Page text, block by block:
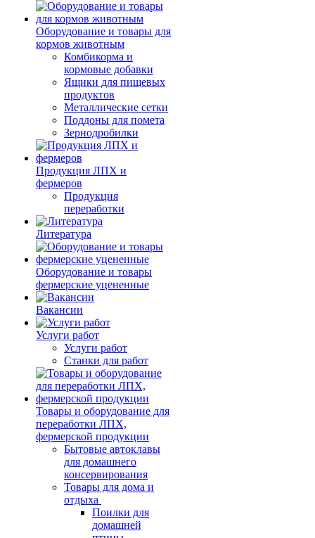
Оборудование и товары для
кормов животным
Комбикорма и
кормовые добавки
Ящики для пищевых
продуктов
Металлические сетки
Поддоны для помета
Зернодробилки
Продукция ЛПХ и
фермеров
Продукция
переработки
Литература
Оборудование и товары
фермерские уцененные
Вакансии
Услуги работ
Услуги работ
Станки для работ
Товары и оборудование для
переработки ЛПХ,
фермерской продукции
Бытовые автоклавы
для домашнего
консервирования
Товары для дома и
отдыха
Поилки для
домашней